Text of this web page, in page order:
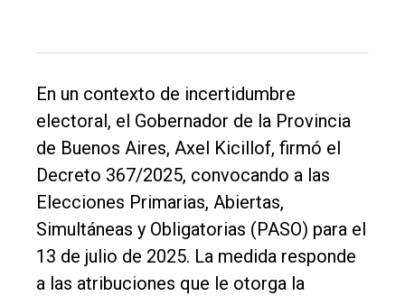
General
Política
Cultura
Entrevistas
Rural
Deportes
En un contexto de incertidumbre
electoral, el Gobernador de la Provincia
de Buenos Aires, Axel Kicillof, firmó el
Decreto 367/2025, convocando a las
Elecciones Primarias, Abiertas,
Simultáneas y Obligatorias (PASO) para el
13 de julio de 2025. La medida responde
a las atribuciones que le otorga la